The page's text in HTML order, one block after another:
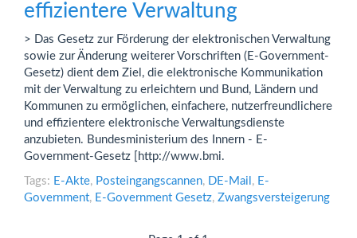
effizientere Verwaltung
> Das Gesetz zur Förderung der elektronischen Verwaltung
sowie zur Änderung weiterer Vorschriften (E-Government-
Gesetz) dient dem Ziel, die elektronische Kommunikation
mit der Verwaltung zu erleichtern und Bund, Ländern und
Kommunen zu ermöglichen, einfachere, nutzerfreundlichere
und effizientere elektronische Verwaltungsdienste
anzubieten. Bundesministerium des Innern - E-
Government-Gesetz [http://www.bmi.
Tags: E-Akte, Posteingangscannen, DE-Mail , E-
Government, E-Government Gesetz, Zwangsversteigerung